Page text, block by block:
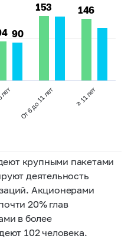
153
153 146
146
90
90
От 6 до 11 лет ≥ 11 лет
крупными пакетами
деятельность
Акционерами
20% глав
в более
102 человека.